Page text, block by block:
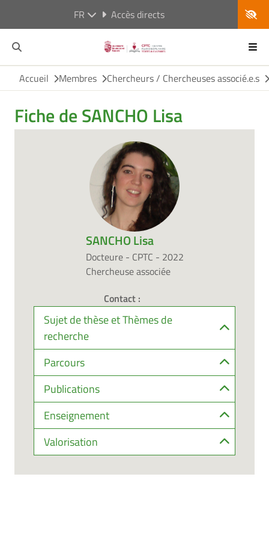
FR Accès directs
Accueil Membres Chercheurs / Chercheuses associé.e.s
Fiche de SANCHO Lisa
SANCHO Lisa
Docteure - CPTC - 2022
Chercheuse associée
Contact :
Sujet de thèse et Thèmes de
recherche
Parcours
Publications
Enseignement
Valorisation